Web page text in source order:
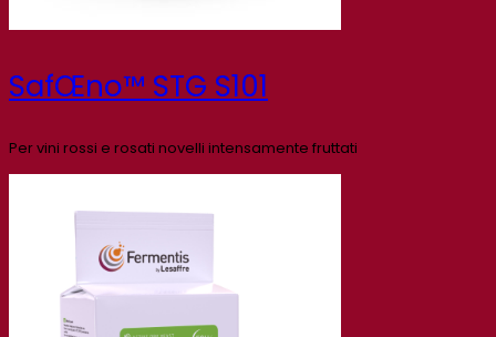
SafŒno™ STG S101
Per vini rossi e rosati novelli intensamente fruttati